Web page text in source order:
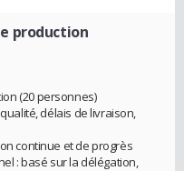
production
(20 personnes)
délais de livraison,
continue et de progrès
: basé sur la délégation,